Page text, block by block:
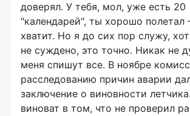
доверял. У тебя, мол, уже есть 20
"календарей", ты хорошо полетал
хватит. Но я до сих пор служу,
не суждено, это точно. Никак не
меня спишут все. В ноябре
расследованию причин аварии
заключение о виновности
виноват в том, что не проверил